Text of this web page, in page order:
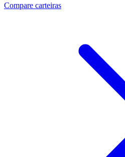
Compare carteiras